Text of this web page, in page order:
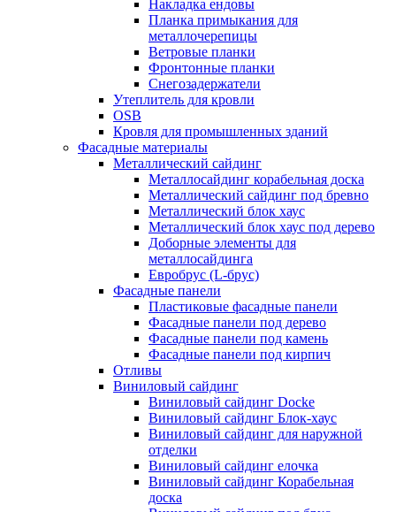
Накладка ендовы
Планка примыкания для
металлочерепицы
Ветровые планки
Фронтонные планки
Снегозадержатели
Утеплитель для кровли
OSB
Кровля для промышленных зданий
Фасадные материалы
Металлический сайдинг
Металлосайдинг корабельная доска
Металлический сайдинг под бревно
Металлический блок хаус
Металлический блок хаус под дерево
Доборные элементы для
металлосайдинга
Евробрус (L-брус)
Фасадные панели
Пластиковые фасадные панели
Фасадные панели под дерево
Фасадные панели под камень
Фасадные панели под кирпич
Отливы
Виниловый сайдинг
Виниловый сайдинг Docke
Виниловый сайдинг Блок-хаус
Виниловый сайдинг для наружной
отделки
Виниловый сайдинг елочка
Виниловый сайдинг Корабельная
доска